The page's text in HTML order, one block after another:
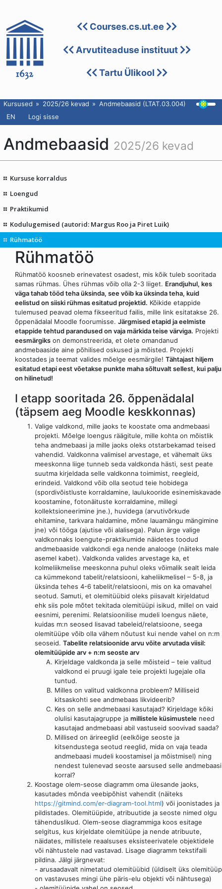
Courses.cs.ut.ee
Arvutiteaduse instituut
Tartu Ülikool
Kursused 2025/26 kevad
Andmebaasid (LTAT.03.004)
EN
Logi sisse
Andmebaasid 2025/26 kevad
Kursuse korraldus
Loengud
Praktikumid
Kodulugemised (autorid: Margus Roo ja Piret Luik)
Rühmatöö
Rühmatöö
Rühmatöö koosneb erinevatest osadest, mis kõik tuleb sooritada
samas rühmas. Ühes rühmas võib olla 2-3 liiget. Erandjuhul, kes
väga tahab tööd teha üksinda, see võib ka üksinda teha, kuid
eelistud on siiski rühmas esitatud projektid. Kõikide etappide
tulemused peavad olema fikseeritud failis, mille link esitatakse 26.
õppenädalal Moodle foorumisse. Järgmised etapid ja eelmiste
etappide tehtud parandused on vaja märkida teise värviga. Projekti
eesmärgiks on demonstreerida, et olete omandanud
andmebaaside aine põhilised oskused ja mõisted. Projekti
koostades ja teemat valides mõelge eesmärgile! Tähtajast hiljem
esitatud etapi eest võetakse punkte maha sõltuvalt sellest, kui palju
on hilinetud!
I etapp sooritada 26. õppenädalal
(täpsem aeg Moodle keskkonnas)
Valige valdkond, mille jaoks te koostate oma andmebaasi
projekti. Mõelge loengus räägitule, mille kohta on mõistlik
teha andmebaasi ja mille jaoks oleks otstarbekamad teised
vahendid. Valdkonna valimisel arvestage, et vähemalt üks
meeskonna liige tunneb seda valdkonda hästi, sest peate
suutma kirjeldada selle valdkonna toimimist, reegleid,
erindeid. Valdkond võib olla seotud teie hobidega
(spordivõistluste korraldamine, laulukooride esinemiskavade
koostamine, fotonäituste korraldamine, millegi
kollektsioneerimine jne.), huvidega (arvutivõrkude
ehitamine, tarkvara haldamine, mõne lauamängu mängimine
jne) või tööga (ajutise või alalisega). Palun ärge valige
valdkonnaks loengute-praktikumide näidetes toodud
andmebaaside valdkondi ega nende analooge (näiteks male
asemel kabet). Valdkonda valides arvestage ka, et
kolmeliikmelise meeskonna puhul oleks võimalik sealt leida
ca kümmekond tabelit/relatsiooni, kaheliikmelisel – 5-8, ja
üksinda tehes 4-6 tabelit/relatsiooni, mis on ka omavahel
seotud. Samuti, et olemitüübid oleks piisavalt kirjeldatud
ehk siis pole mõtet tekitada olemitüüpi isikud, millel on vaid
eesnimi, perenimi. Relatsioonilise mudeli loengus näete,
kuidas m:n seosed lisavad tabeleid/relatsioone, seega
olemitüüpe võib olla vähem nõutust kui nende vahel on n:m
seoseid. Tabelite relatsioonide arvu võite arvutada viisil:
olemitüüpide arv + n:m seoste arv
Kirjeldage valdkonda ja selle mõisteid – teie valitud
valdkond ei pruugi igale teie projekti lugejale olla
tuntud.
Milles on valitud valdkonna probleem? Milliseid
kitsaskohti see andmebaas likvideerib?
Kes on selle andmebaasi kasutajad? Kirjeldage kõiki
olulisi kasutajagruppe ja millistele küsimustele need
kasutajad andmebaasi abil vastuseid soovivad saada?
Millised on ärireeglid (eelkõige seoste ja
kitsendustega seotud reeglid, mida on vaja teada
andmebaasi mudeli koostamisel ja mõistmisel) ning
nendest tulenevad seoste aarsused selle andmebaasi
korral?
Koostage olem-seose diagramm oma ülesande jaoks,
kasutades mõnda veebipõhist vahendit (näiteks
https://gitmind.com/er-diagram-tool.html) või joonistades ja
pildistades. Olemitüüpide, atribuutide ja seoste nimed olgu
tähenduslikud. Olem-seose diagrammiga koos esitage
selgitus, kus kirjeldate olemitüüpe ja nende atribuute,
näidates, millistele reaalsuses eksisteerivatele objektidele
või nähtustele nad vastavad. Lisage diagramm tekstifaili
pildina. Jälgi järgnevat:
- arusaadavalt nimetatud olemitüübid (üldiselt üks olemitüüp
on vastavuses mingi ühe päris-elu objekti või nähtusega)